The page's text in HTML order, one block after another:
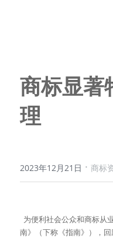
商标显著
理
2023年12月21日 · 商标
南》（下称《指南》），